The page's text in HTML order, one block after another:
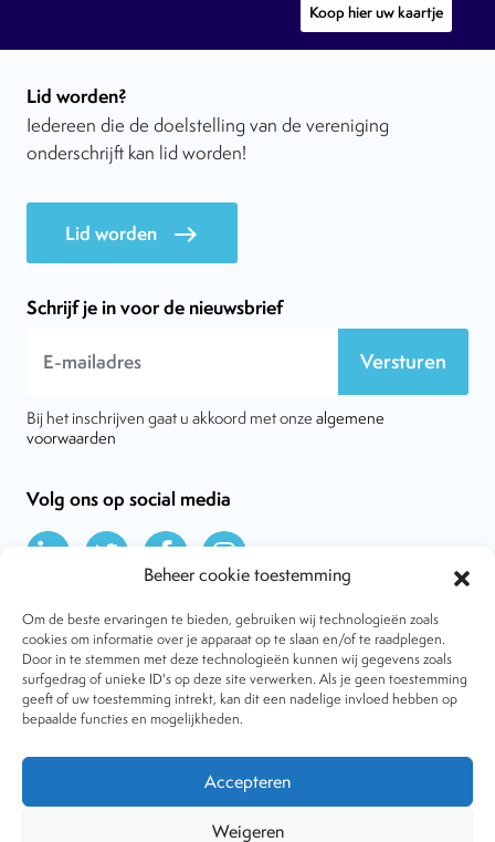
Beheer cookie toestemming
Om de beste ervaringen te bieden, gebruiken wij technologieën zoals
cookies om informatie over je apparaat op te slaan en/of te raadplegen.
Door in te stemmen met deze technologieën kunnen wij gegevens zoals
surfgedrag of unieke ID's op deze site verwerken. Als je geen toestemming
geeft of uw toestemming intrekt, kan dit een nadelige invloed hebben op
bepaalde functies en mogelijkheden.
Accepteren
Weigeren
Koop hier uw kaartje
Lid worden?
Iedereen die de doelstelling van de vereniging
onderschrijft kan lid worden!
Lid worden east
Schrijf je in voor de nieuwsbrief
Versturen
Bij het inschrijven gaat u akkoord met onze algemene
voorwaarden
Volg ons op social media
Over VtdK
Contact
Nieuws
Behandelwijzen
Dossiers
Tijdschrift